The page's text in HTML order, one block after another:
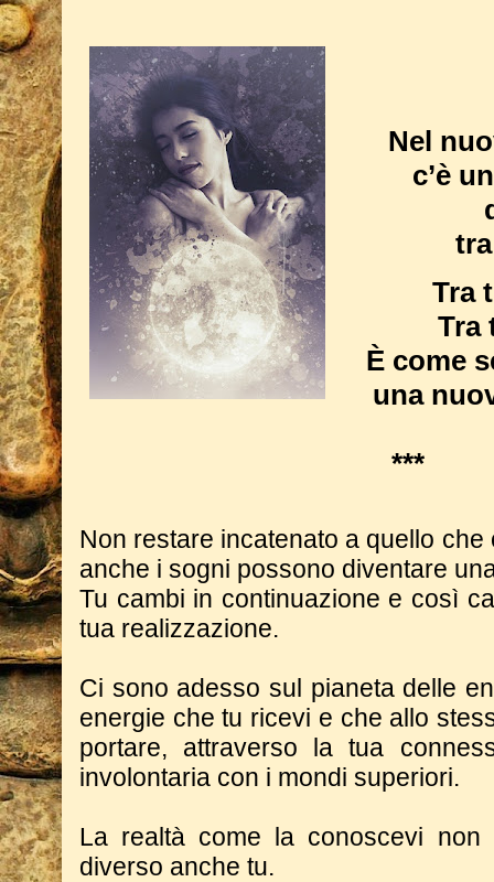
Nel
c’è
Tra
Tra
È come
una
***
Non restare incatenato a quello
anche i sogni possono diventare
Tu cambi in continuazione e così
tua realizzazione.
Ci sono adesso sul pianeta delle
energie che tu ricevi e che allo
portare, attraverso la tua
involontaria con i mondi superiori.
La realtà come la conoscevi
diverso anche tu.